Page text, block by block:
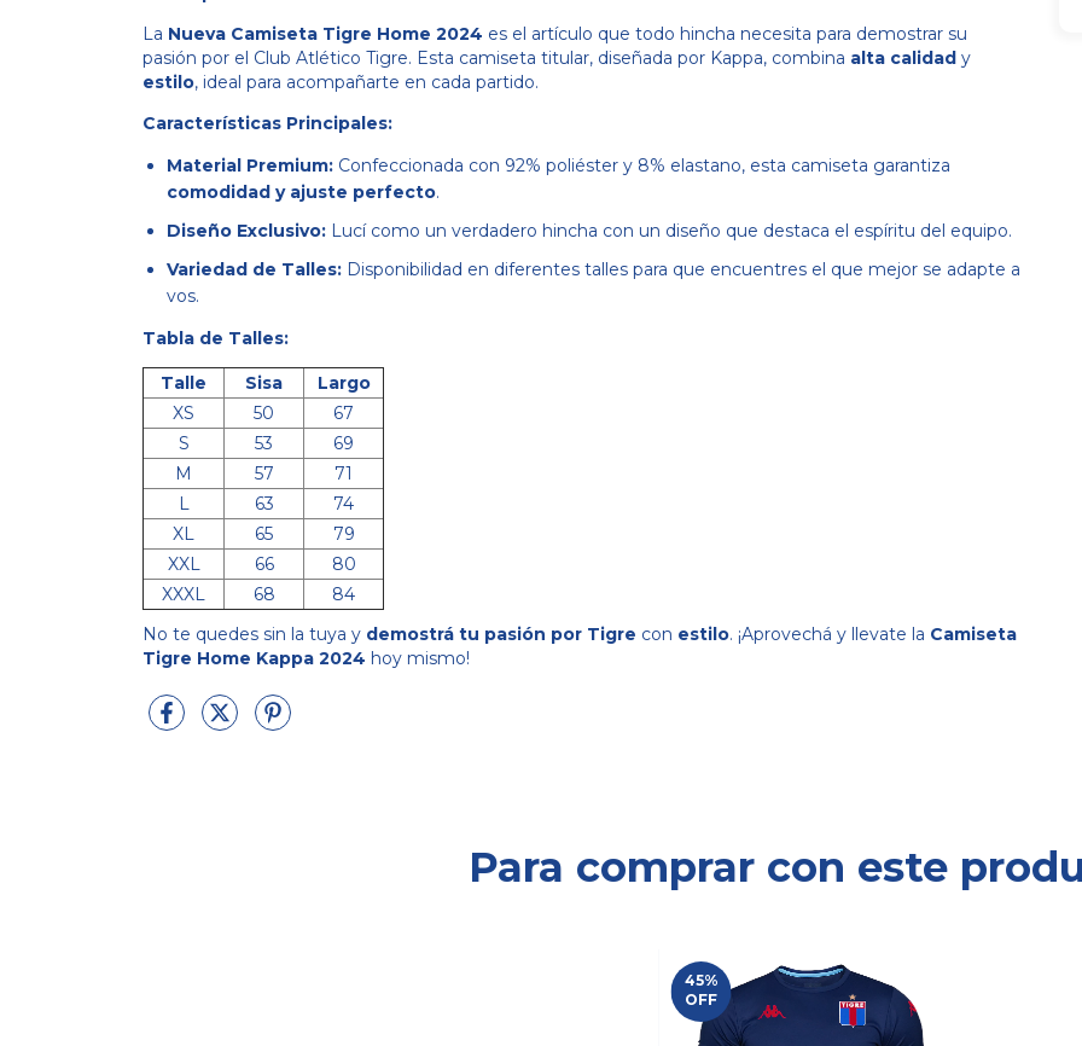
La Nueva Camiseta Tigre Home 2024 es el artículo que todo hincha necesita para demostrar su
pasión por el Club Atlético Tigre. Esta camiseta titular, diseñada por Kappa, combina alta calidad y
estilo, ideal para acompañarte en cada partido.
Características Principales:
Material Premium: Confeccionada con 92% poliéster y 8% elastano, esta camiseta garantiza
comodidad y ajuste perfecto.
Diseño Exclusivo: Lucí como un verdadero hincha con un diseño que destaca el espíritu del equipo.
Variedad de Talles: Disponibilidad en diferentes talles para que encuentres el que mejor se adapte a
vos.
Tabla de Talles:
Talle Sisa
Largo
XS
50
67
S
53
69
M
57
71
L
63
74
XL
65
79
XXL
66
80
XXXL
68
84
No te quedes sin la tuya y demostrá tu pasión por Tigre con estilo. ¡Aprovechá y llevate la Camiseta
Tigre Home Kappa 2024 hoy mismo!
Para comprar con este
45%
OFF